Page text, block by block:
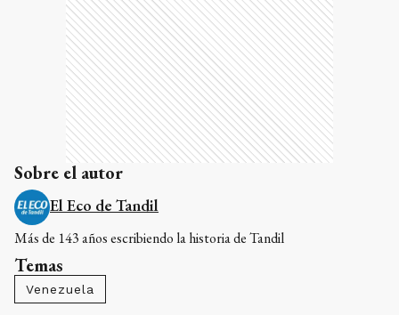
Sobre el autor
El Eco de Tandil
Más de 143 años escribiendo la historia de Tandil
Temas
Venezuela